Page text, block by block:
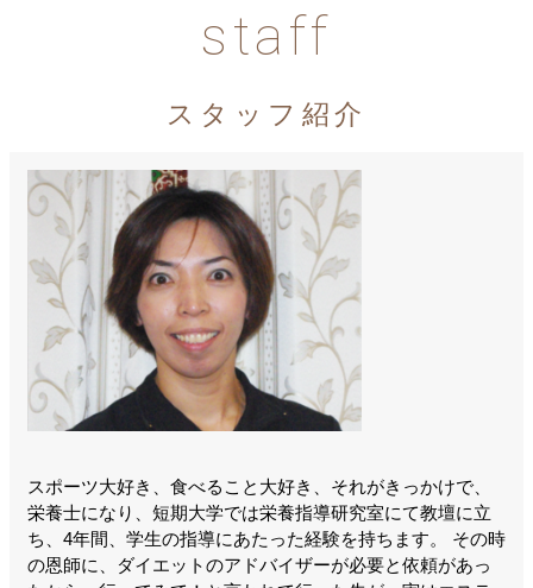
staff
スタッフ紹介
スポーツ大好き、食べること大好き、それがきっかけで、
栄養士になり、短期大学では栄養指導研究室にて教壇に立
ち、4年間、学生の指導にあたった経験を持ちます。 その時
の恩師に、ダイエットのアドバイザーが必要と依頼があっ